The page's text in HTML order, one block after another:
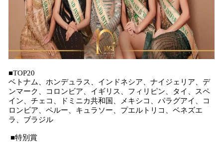
■TOP20
ベトナム、ホンデュラス、インドネシア、ナイジェリア、デ
ンマーク、コロンビア、イギリス、フィリピン、タイ、スペ
イン、チェコ、ドミニカ共和国、メキシコ、パラグアイ、コ
ロンビア、ペルー、キュラソー、プエルトリコ、ベネズエ
ラ、ブラジル
■特別賞